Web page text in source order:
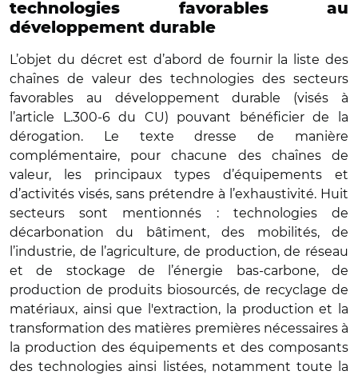
technologies favorables au
développement durable
L’objet du décret est d’abord de fournir la liste des
chaînes de valeur des technologies des secteurs
favorables au développement durable (visés à
l’article L.300-6 du CU) pouvant bénéficier de la
dérogation. Le texte dresse de manière
complémentaire, pour chacune des chaînes de
valeur, les principaux types d’équipements et
d’activités visés, sans prétendre à l’exhaustivité. Huit
secteurs sont mentionnés : technologies de
décarbonation du bâtiment, des mobilités, de
l’industrie, de l’agriculture, de production, de réseau
et de stockage de l’énergie bas-carbone, de
production de produits biosourcés, de recyclage de
matériaux, ainsi que l'extraction, la production et la
transformation des matières premières nécessaires à
la production des équipements et des composants
des technologies ainsi listées, notamment toute la